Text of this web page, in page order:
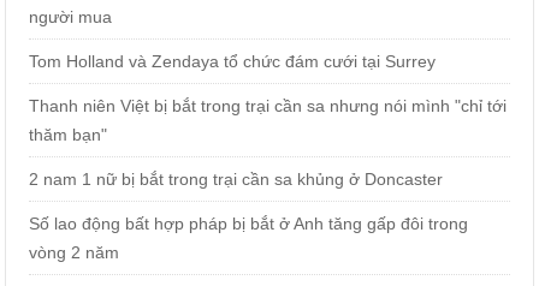
người mua
Tom Holland và Zendaya tổ chức đám cưới tại Surrey
Thanh niên Việt bị bắt trong trại cần sa nhưng nói mình "chỉ tới
thăm bạn"
2 nam 1 nữ bị bắt trong trại cần sa khủng ở Doncaster
Số lao động bất hợp pháp bị bắt ở Anh tăng gấp đôi trong
vòng 2 năm